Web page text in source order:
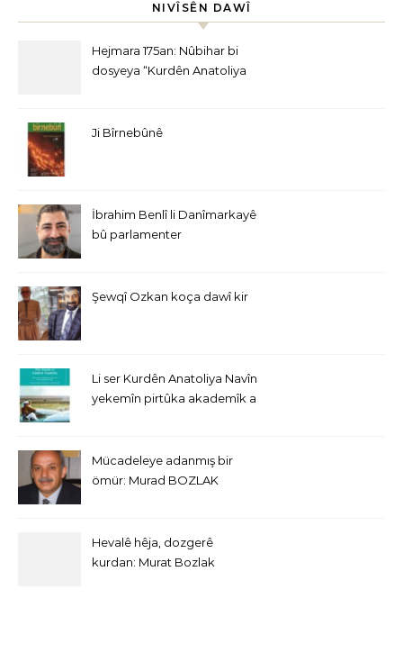
NIVÎSÊN DAWÎ
Hejmara 175an: Nûbihar bi
dosyeya “Kurdên Anatoliya
Ji Bîrnebûnê
İbrahim Benlî li Danîmarkayê
bû parlamenter
Şewqî Ozkan koça dawî kir
Li ser Kurdên Anatoliya Navîn
yekemîn pirtûka akademîk a
Mücadeleye adanmış bir
ömür: Murad BOZLAK
Hevalê hêja, dozgerê
kurdan: Murat Bozlak